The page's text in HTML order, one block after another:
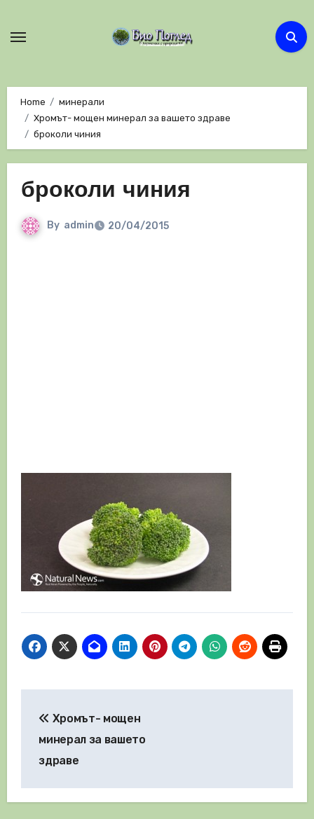
Home
минерали
Хромът- мощен минерал за вашето здраве
броколи чиния
броколи чиния
By admin 20/04/2015
Хромът- мощен
минерал за вашето
здраве